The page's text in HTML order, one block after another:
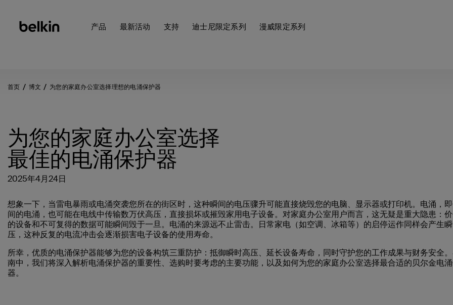
产品 最新活动 支持 迪士尼限定系列 漫威限定系列
首页 博文 为您的家庭办公室选择理想的电涌保护器
为您的家庭办公室选择
最佳的电涌保护器
2025年4月24日
想象一下，当雷电暴雨或电涌突袭您所在的街区时，这种瞬间的电压骤升可能直接烧毁您的电脑、显示器或打印机。电涌，
间的电涌，也可能在电线中传输数万伏高压，直接损坏或摧毁家用电子设备。对家庭办公室用户而言，这无疑是重大隐患：
的设备和不可复得的数据可能瞬间毁于一旦。电涌的来源远不止雷击。日常家电（如空调、冰箱等）的启停运作同样会产生
压，这种反复的电流冲击会逐渐损害电子设备的使用寿命。
所幸，优质的电涌保护器能够为您的设备构筑三重防护：抵御瞬时高压、延长设备寿命，同时守护您的工作成果与财务安全
南中，我们将深入解析电涌保护器的重要性、选购时要考虑的主要功能，以及如何为您的家庭办公室选择最合适的贝尔金电
器。